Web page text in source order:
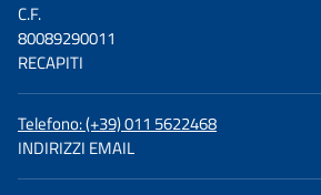
C.F.
80089290011
RECAPITI
Telefono: (+39) 011 5622468
INDIRIZZI EMAIL